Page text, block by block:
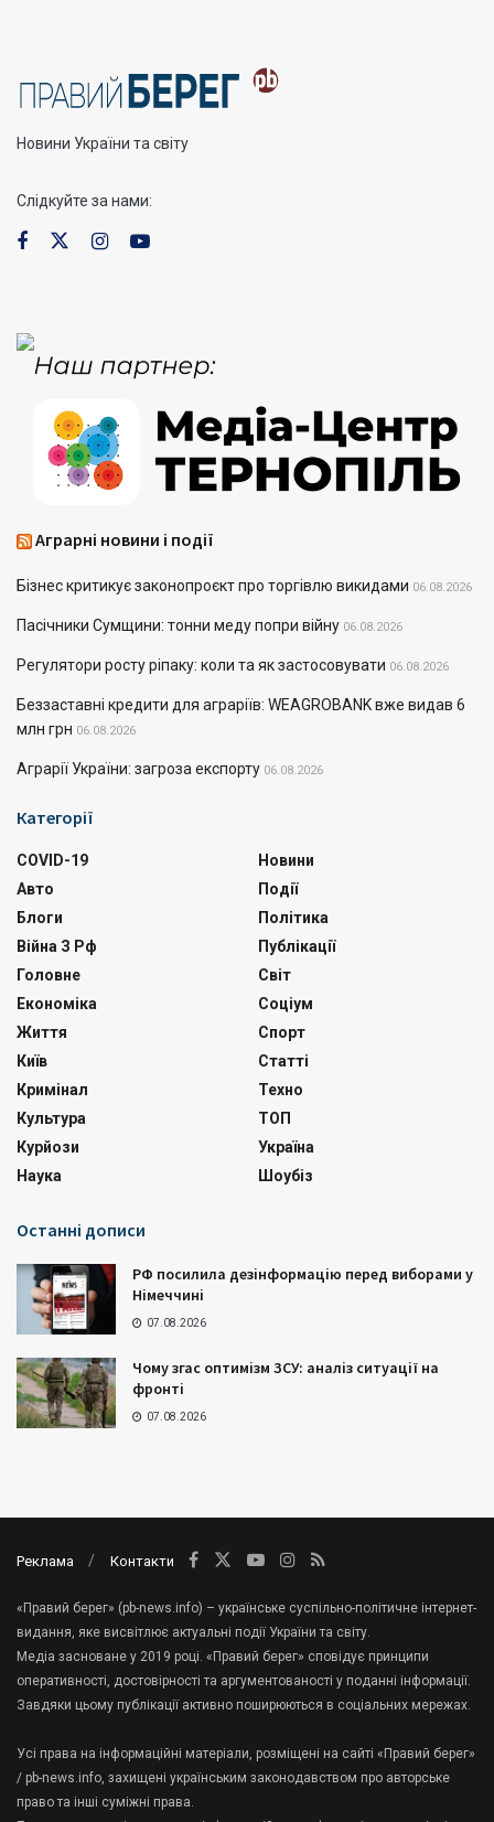
Новини України та світу
Слідкуйте за нами:
Аграрні новини і події
Бізнес критикує законопроєкт про торгівлю викидами 06.08.2026
Пасічники Сумщини: тонни меду попри війну 06.08.2026
Регулятори росту ріпаку: коли та як застосовувати 06.08.2026
Беззаставні кредити для аграріїв: WEAGROBANK вже видав 6
млн грн 06.08.2026
Аграрії України: загроза експорту 06.08.2026
Категорії
COVID-19
Авто
Блоги
Війна З Рф
Головне
Економіка
Життя
Київ
Кримінал
Культура
Курйози
Наука
Новини
Події
Політика
Публікації
Світ
Соціум
Спорт
Статті
Техно
ТОП
Україна
Шоубіз
Останні дописи
РФ посилила дезінформацію перед виборами у
Німеччині
07.08.2026
Чому згас оптимізм ЗСУ: аналіз ситуації на
фронті
07.08.2026
Реклама Контакти
«Правий берег» (pb-news.info) – українське суспільно-політичне інтернет-
видання, яке висвітлює актуальні події України та світу.
Медіа засноване у 2019 році. «Правий берег» сповідує принципи
оперативності, достовірності та аргументованості у поданні інформації.
Завдяки цьому публікації активно поширюються в соціальних мережах.
Усі права на інформаційні матеріали, розміщені на сайті «Правий берег»
/ pb-news.info, захищені українським законодавством про авторське
право та інші суміжні права.